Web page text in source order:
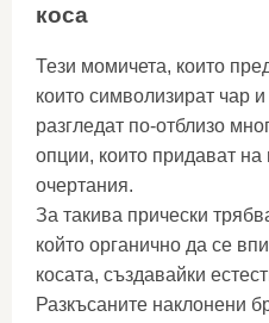
коса
Тези момичета, които
които символизират чар
разгледат по-отблизо
опции, които придават
очертания.
За такива прически
който органично да се
косата, създавайки
Разкъсаните наклонени